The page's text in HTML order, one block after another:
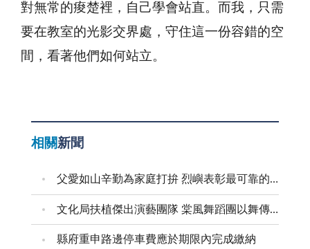
對無常的痠楚裡，自己學會站直。而我，只需
要在教室的光影交界處，守住這一份容錯的空
間，看著他們如何站立。
相關新聞
父愛如山辛勤為家庭打拚 烈嶼表彰最可靠的父親
文化局扶植傑出演藝團隊 棠風舞蹈團以舞傳愛進家扶
縣府重申路邊停車費應於期限內完成繳納